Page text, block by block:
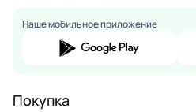
Наше мобильное приложение
Покупка